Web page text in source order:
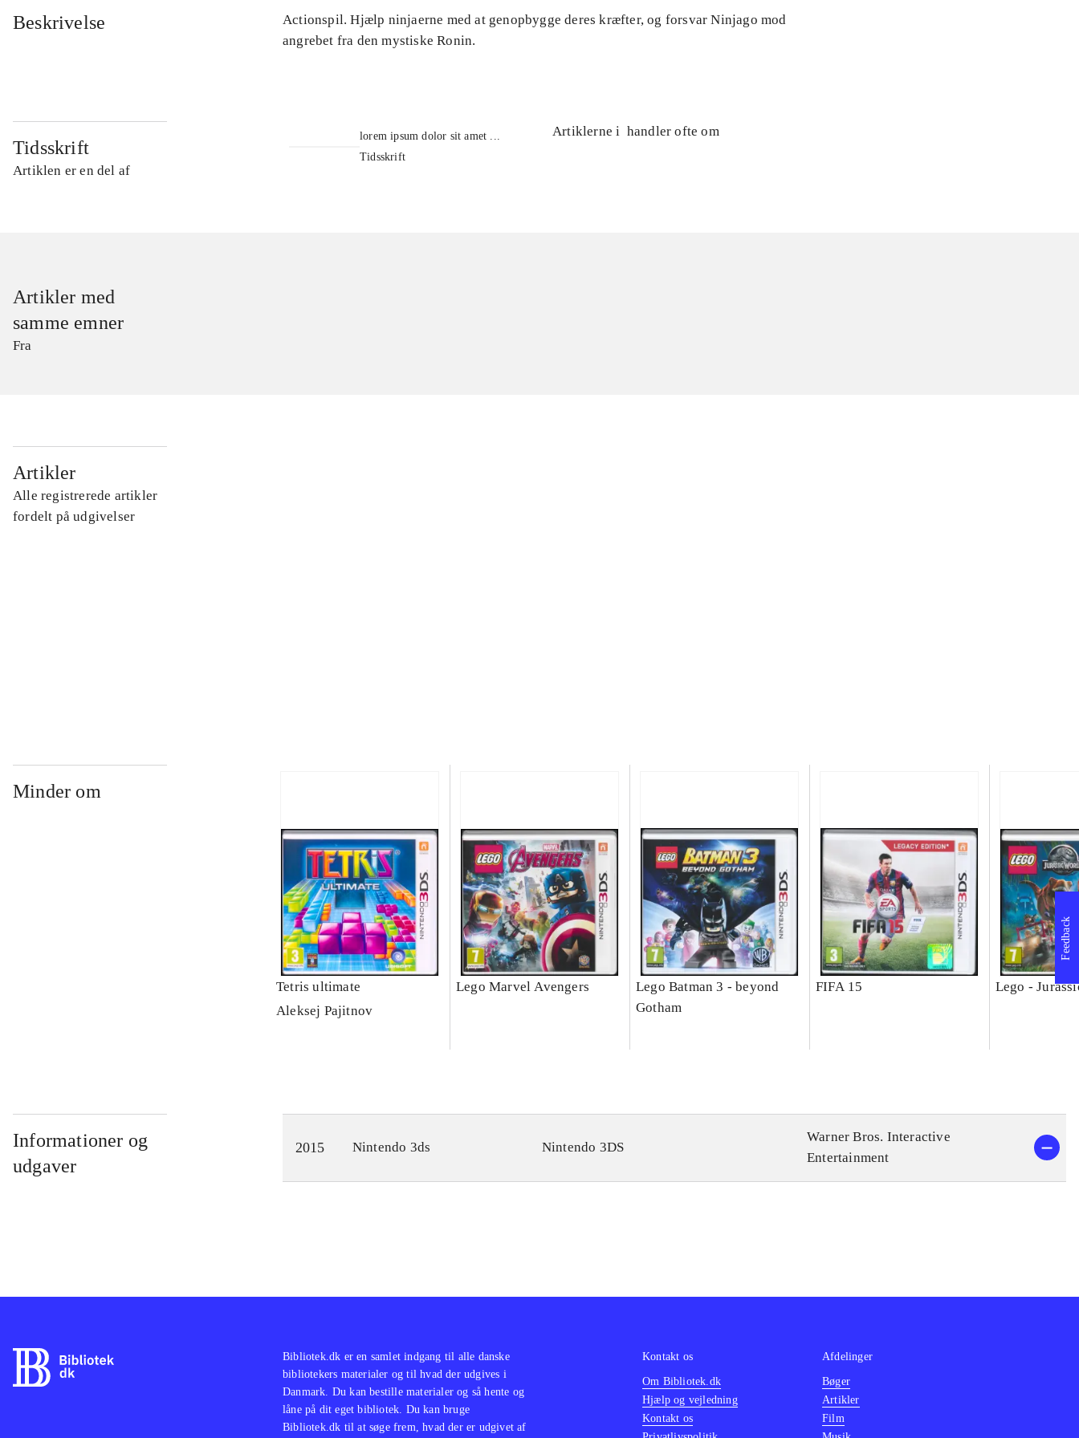
Beskrivelse
Actionspil. Hjælp ninjaerne med at genopbygge deres kræfter, og forsvar Ninjago mod
angrebet fra den mystiske Ronin.
Tidsskrift
Artiklen er en del af
lorem ipsum dolor sit amet ...
Tidsskrift
Artiklerne i handler ofte om
Artikler med
samme emner
Fra
Artikler
Alle registrerede artikler
fordelt på udgivelser
Minder om
Tetris ultimate
Aleksej Pajitnov
Lego Marvel Avengers
Lego Batman 3 - beyond
Gotham
FIFA 15 Lego -
Informationer og
udgaver
2015 Nintendo 3ds Nintendo 3DS
Warner Bros. Interactive
Entertainment
Feedback
Bibliotek.dk er en samlet indgang til alle danske
bibliotekers materialer og til hvad der udgives i
Danmark. Du kan bestille materialer og så hente og
låne på dit eget bibliotek. Du kan bruge
Bibliotek.dk til at søge frem, hvad der er udgivet af
Kontakt os
Om Bibliotek.dk
Hjælp og vejledning
Kontakt os
Afdelinger
Bøger
Artikler
Film